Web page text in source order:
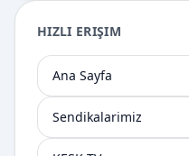
HIZLI ERIŞIM
Ana Sayfa
Sendikalarimiz